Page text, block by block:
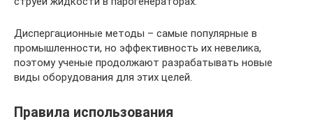
Диспергационные методы – самые популярные в
промышленности, но эффективность их невелика,
поэтому ученые продолжают разрабатывать новые
виды оборудования для этих целей.
Правила использования